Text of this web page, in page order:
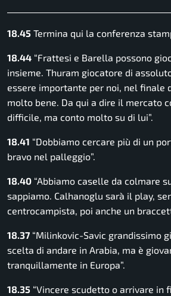
18.45 Termina qui la conferenza
18.44 “Frattesi e Barella possono
insieme. Thuram giocatore di
essere importante per noi, nel finale
molto bene. Da qui a dire il mercato
difficile, ma conto molto su di lui”.
18.41 “Dobbiamo cercare più di un
bravo nel palleggio”.
18.40 “Abbiamo caselle da colmare
sappiamo. Calhanoglu sarà il play,
centrocampista, poi anche un
18.37 “Milinkovic-Savic grandissimo
scelta di andare in Arabia, ma è
tranquillamente in Europa”.
18.35 “Vincere scudetto o arrivare in